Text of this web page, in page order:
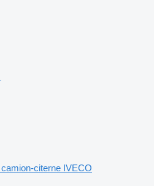
camion-citerne IVECO